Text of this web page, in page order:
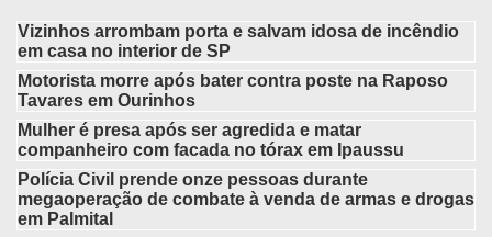
Vizinhos arrombam porta e salvam idosa de incêndio
em casa no interior de SP
Motorista morre após bater contra poste na Raposo
Tavares em Ourinhos
Mulher é presa após ser agredida e matar
companheiro com facada no tórax em Ipaussu
Polícia Civil prende onze pessoas durante
megaoperação de combate à venda de armas e drogas
em Palmital